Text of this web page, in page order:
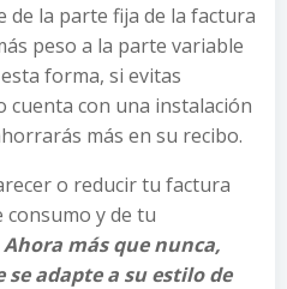
de la parte fija de la factura
peso a la parte variable
forma, si evitas
cuenta con una instalación
más en su recibo.
o reducir tu factura
y de tu
Ahora más que nunca,
adapte a su estilo de